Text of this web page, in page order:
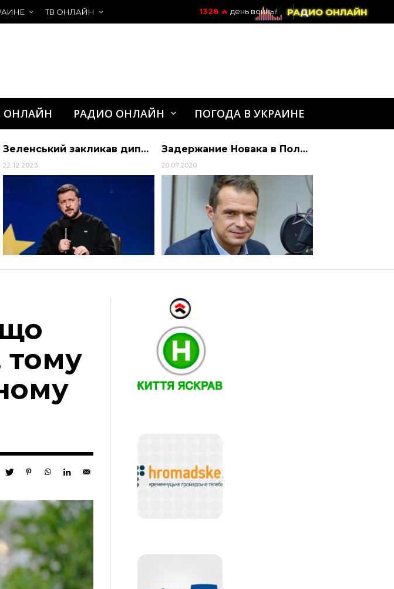
ТВ ОНЛАЙН РАДИО ОНЛАЙН
1328 🔥день войны!
ОНЛАЙН РАДИО ОНЛАЙН ПОГОДА В УКРАИНЕ
Зеленський закликав дипломатів працювати над збільшенням озброєння України
22.12.2023
Задержание Новака в Польше: НАБУ проверяет тендеры Укравтодора на 270 млн евро | Алиби
20.07.2020
тому